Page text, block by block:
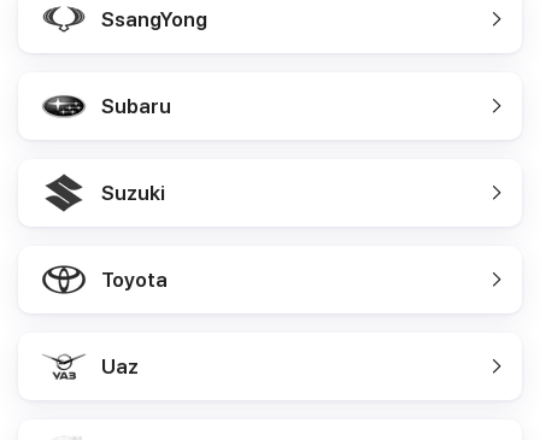
SsangYong
Subaru
Suzuki
Toyota
Uaz